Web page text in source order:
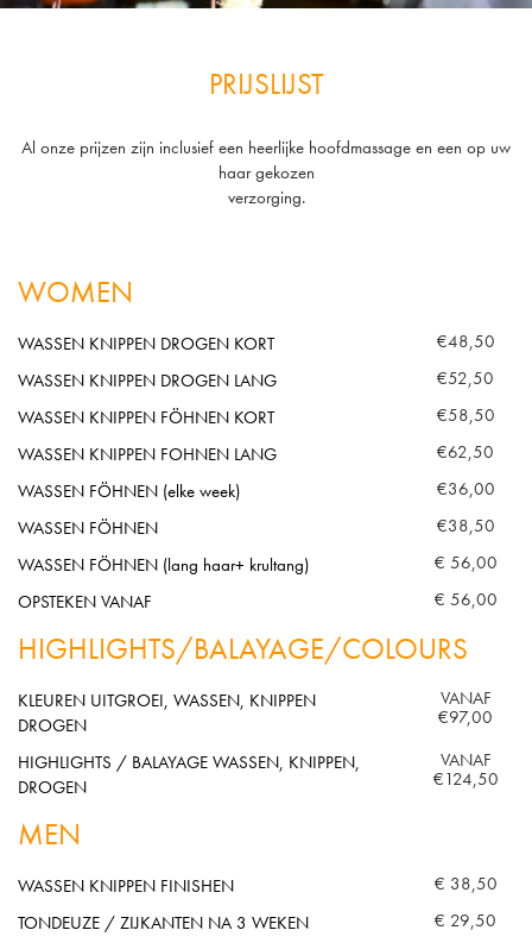
PRIJSLIJST
Al onze prijzen zijn inclusief een heerlijke hoofdmassage en een op uw
haar gekozen
verzorging.
WOMEN
WASSEN KNIPPEN DROGEN KORT
€48,50
WASSEN KNIPPEN DROGEN LANG
€52,50
WASSEN KNIPPEN FÖHNEN KORT
€58,50
WASSEN KNIPPEN FOHNEN LANG
€62,50
WASSEN FÖHNEN (elke week)
€36,00
WASSEN FÖHNEN
€38,50
WASSEN FÖHNEN (lang haar+ krultang)
€ 56,00
OPSTEKEN VANAF
€ 56,00
HIGHLIGHTS/BALAYAGE/COLOURS
KLEUREN UITGROEI, WASSEN, KNIPPEN
DROGEN
VANAF
€97,00
HIGHLIGHTS / BALAYAGE WASSEN, KNIPPEN,
DROGEN
VANAF
€124,50
MEN
WASSEN KNIPPEN FINISHEN
€ 38,50
TONDEUZE / ZIJKANTEN NA 3 WEKEN
€ 29,50